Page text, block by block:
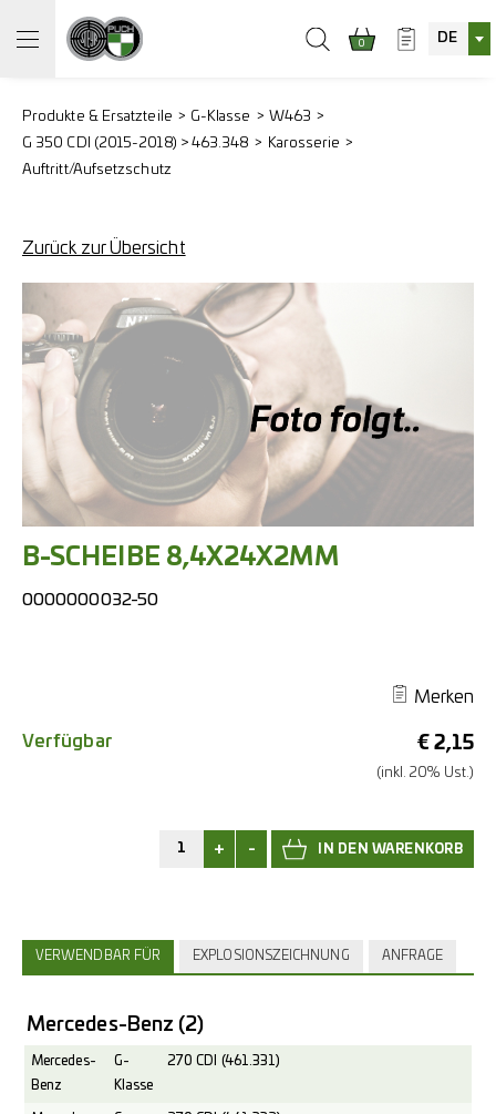
0 DE
Produkte & Ersatzteile G-Klasse
W463
G 350 CDI (2015-2018) > 463.348
Karosserie
Auftritt/Aufsetzschutz
Zurück zur Übersicht
B-SCHEIBE 8,4X24X2MM
0000000032-50
Merken
€ 2,15
(inkl. 20% Ust.)
Verfügbar
+ -
VERWENDBAR FÜR EXPLOSIONSZEICHNUNG ANFRAGE
Mercedes-Benz (2)
Mercedes-
Benz
G-
Klasse
270 CDI (461.331)